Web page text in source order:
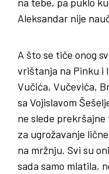
Aleksandar nije
A što se tiče onog
vrištanja na Pinku i
Vučića, Vučevića,
sa Vojislavom
ne slede
za ugrožavanje
na mržnju. Svi su
sada samo mlatila,